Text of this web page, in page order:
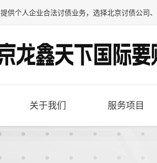
提供个人企业合法讨债业务，选择北京讨债公司、
关于我们 服务项目